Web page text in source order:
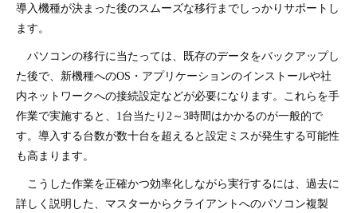
導入機種が決まった後のスムーズな移行までしっかりサポートし
ます。
パソコンの移行に当たっては、既存のデータをバックアップし
た後で、新機種へのOS・アプリケーションのインストールや社
内ネットワークへの接続設定などが必要になります。これらを手
作業で実施すると、1台当たり2～3時間はかかるのが一般的で
す。導入する台数が数十台を超えると設定ミスが発生する可能性
も高まります。
こうした作業を正確かつ効率化しながら実行するには、過去に
詳しく説明した、マスターからクライアントへのパソコン複製